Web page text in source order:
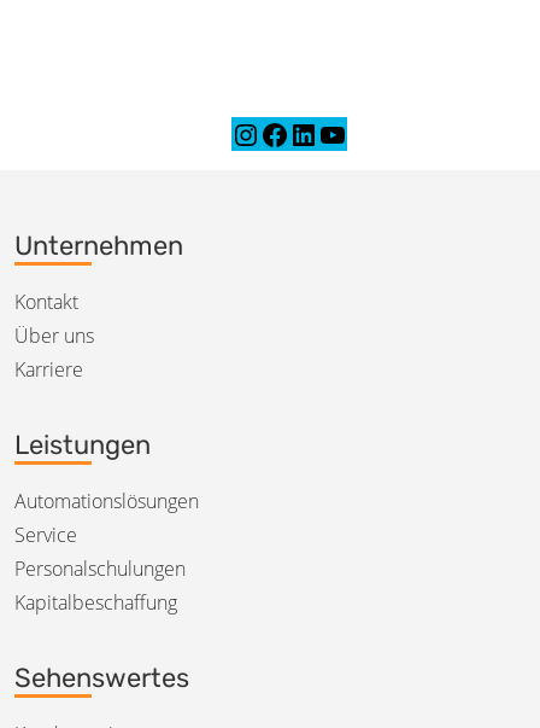
Unternehmen
Kontakt
Über uns
Karriere
Leistungen
Automationslösungen
Service
Personalschulungen
Kapitalbeschaffung
Sehenswertes